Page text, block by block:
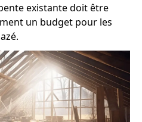
existante doit être
un budget pour les